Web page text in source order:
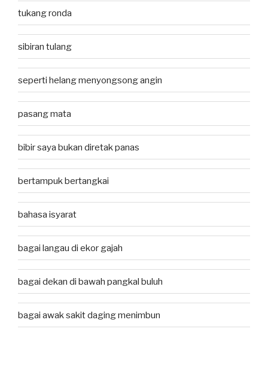
tukang ronda
sibiran tulang
seperti helang menyongsong angin
pasang mata
bibir saya bukan diretak panas
bertampuk bertangkai
bahasa isyarat
bagai langau di ekor gajah
bagai dekan di bawah pangkal buluh
bagai awak sakit daging menimbun